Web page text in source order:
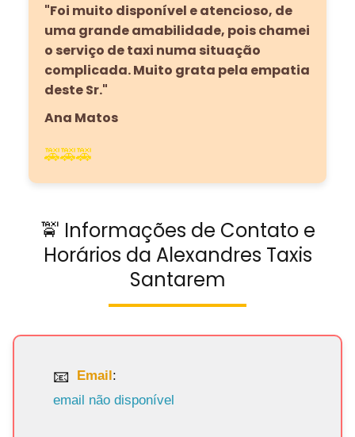
"Foi muito disponível e atencioso, de
uma grande amabilidade, pois chamei
o serviço de taxi numa situação
complicada. Muito grata pela empatia
deste Sr."
Ana Matos
🚕🚕🚕
🚖 Informações de Contato e
Horários da Alexandres Taxis
Santarem
Email:
email não disponível